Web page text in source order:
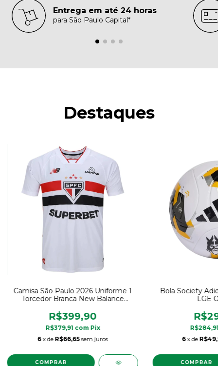
Entrega em até 24 horas
para São Paulo Capital*
Destaques
Camisa São Paulo 2026 Uniforme 1
Torcedor Branca New Balance
R$399,90
R$379,91 com Pix
6 x de R$66,65 sem juros
COMPRAR
Bola Society
LGE
6 x de
COMPRAR